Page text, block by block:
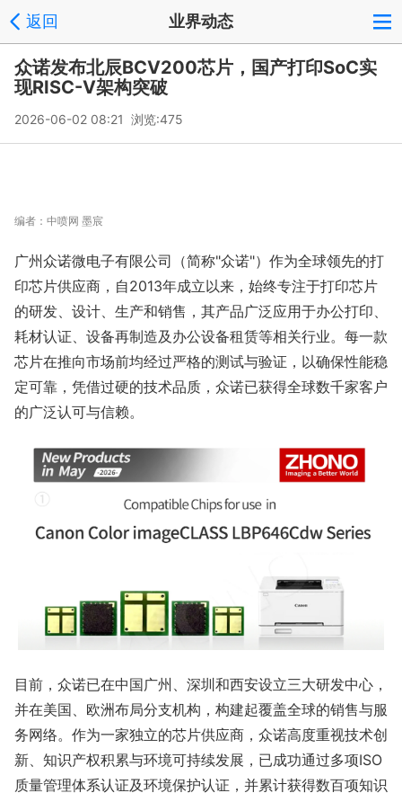
返回 业界动态
众诺发布北辰BCV200芯片，国产打印SoC实
现RISC-V架构突破
2026-06-02 08:21 浏览:475
编者： 中喷网 墨宸
广州众诺微电子有限公司（简称"众诺"）作为全球领先的打
印芯片供应商，自2013年成立以来，始终专注于打印芯片
的研发、设计、生产和销售，其产品广泛应用于办公打印、
耗材认证、设备再制造及办公设备租赁等相关行业。每一款
芯片在推向市场前均经过严格的测试与验证，以确保性能稳
定可靠，凭借过硬的技术品质，众诺已获得全球数千家客户
的广泛认可与信赖。
目前，众诺已在中国广州、深圳和西安设立三大研发中心，
并在美国、欧洲布局分支机构，构建起覆盖全球的销售与服
务网络。作为一家独立的芯片供应商，众诺高度重视技术创
新、知识产权积累与环境可持续发展，已成功通过多项ISO
质量管理体系认证及环境保护认证，并累计获得数百项知识